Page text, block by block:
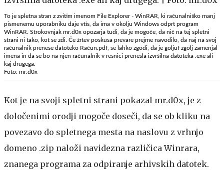
To je spletna stran z zvitim imenom File Explorer - WinRAR, ki računalniško manj
pismenemu uporabniku daje vtis, da ima v okolju Windows odprt program
WinRAR. Strokovnjak mr.d0x opozarja tudi, da je mogoče, da nič na tej spletni
strani ni tako, kot se zdi. Če žrtev poskusa prevare prejme navodilo, da naj na svoj
računalnik prenese datoteko Račun.pdf, se lahko zgodi, da je goljuf zgolj zamenjal
imena in da se bo na njen računalnik v resnici prenesla izvršilna datoteka .exe ali
kaj drugega.
Foto: mr.d0x
Kot je na svoji spletni strani pokazal mr.d0x, je z
določenimi orodji mogoče doseči, da se ob kliku na
povezavo do spletnega mesta na naslovu z vrhnjo
domeno .zip naloži navidezna različica Winrara,
znanega programa za odpiranje arhivskih datotek.